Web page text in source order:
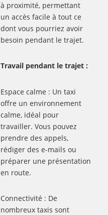
à proximité, permettant
un accès facile à tout ce
dont vous pourriez avoir
besoin pendant le trajet.
Travail pendant le trajet :
Espace calme : Un taxi
offre un environnement
calme, idéal pour
travailler. Vous pouvez
prendre des appels,
rédiger des e-mails ou
préparer une présentation
en route.
Connectivité : De
nombreux taxis sont